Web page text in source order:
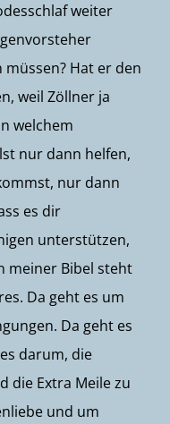
weiter
Hat er den
weil Zöllner ja
welchem
nur dann helfen,
nur dann
es dir
unterstützen,
meiner Bibel steht
Da geht es um
Da geht es
darum, die
die Extra Meile zu
und um